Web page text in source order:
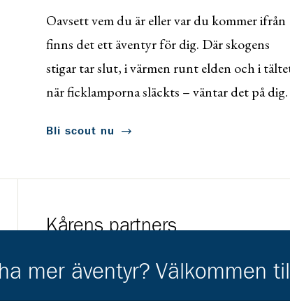
Oavsett vem du är eller var du kommer ifrån
finns det ett äventyr för dig. Där skogens
stigar tar slut, i värmen runt elden och i
när ficklamporna släckts – väntar det på dig.
Bli scout nu
Kårens partners
Gå till https://www.mera.se/ Gå till
mer äventyr? Välkommen